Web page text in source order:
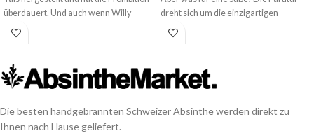
überdauert. Und auch wenn Willy
verstorben ist, reproduziert seine
Tochter Françoise diesen sehr süßen
hinter einem alten Etikett bourgeoiser
Absinthe verbirgt. Hervorragend!
Alkoholgehalt: 54 Vol.-%
Inhalt: 100cl, 50cl,10cl,4cl
dreht sich um die einzigartigen
Aromen des Wermutkrauts aus dem
Val-de-Travers.
Alkoholgehalt: 77 Vol.-%
Inhalt: 75cl,10cl
Die besten handgebrannten Schweizer Absinthe werden direkt zu
Ihnen nach Hause geliefert.